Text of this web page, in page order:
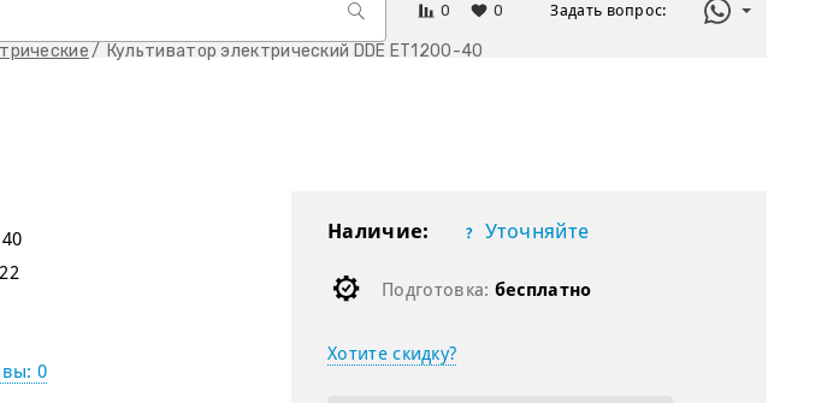
0 0 Задать вопрос:
Культиватор электрический DDE ET1200-40
40
22
0
Наличие: Уточняйте
Подготовка: бесплатно
Хотите скидку?